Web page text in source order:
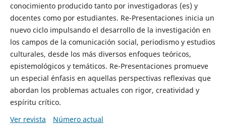
conocimiento producido tanto por investigadoras (es) y
docentes como por estudiantes. Re-Presentaciones inicia un
nuevo ciclo impulsando el desarrollo de la investigación en
los campos de la comunicación social, periodismo y estudios
culturales, desde los más diversos enfoques teóricos,
epistemológicos y temáticos. Re-Presentaciones promueve
un especial énfasis en aquellas perspectivas reflexivas que
abordan los problemas actuales con rigor, creatividad y
espíritu crítico.
Ver revista
Número actual